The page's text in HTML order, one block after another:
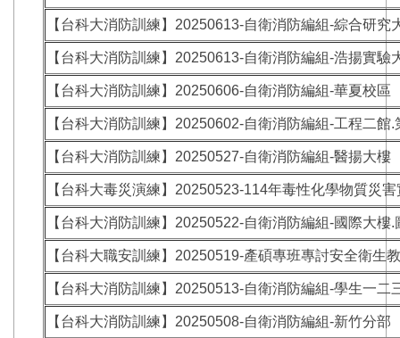
【台科大消防訓練】20250613-自衛消防編組-綜合研究
【台科大消防訓練】20250613-自衛消防編組-浩揚實驗
【台科大消防訓練】20250606-自衛消防編組-華夏校區
【台科大消防訓練】20250602-自衛消防編組-工程二館
【台科大消防訓練】20250527-自衛消防編組-醫揚大樓
【台科大毒災演練】20250523-114年毒性化學物質災
【台科大消防訓練】20250522-自衛消防編組-國際大樓
【台科大職安訓練】20250519-產碩專班專討安全衛生
【台科大消防訓練】20250513-自衛消防編組-學生一二
【台科大消防訓練】20250508-自衛消防編組-新竹分部